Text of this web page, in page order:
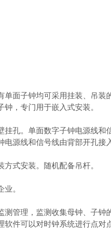
单面子钟均可采用挂装、吊装
，专门用于嵌入式安装。
孔。单面数字子钟电源线和
源线和信号线由背部开孔接
式安装。随机配备吊杆。
。
测管理，监测收集母钟、子钟
软件可以对时钟系统进行点对